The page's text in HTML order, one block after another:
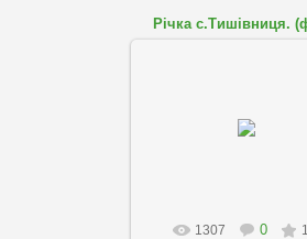
Річка с.Тишівниця.
1307 0